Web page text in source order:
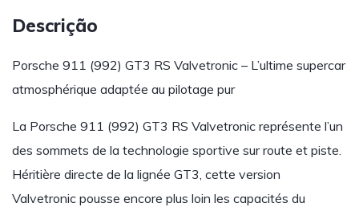
Descrição
Porsche 911 (992) GT3 RS Valvetronic – L’ultime supercar
atmosphérique adaptée au pilotage pur
La Porsche 911 (992) GT3 RS Valvetronic représente l’un
des sommets de la technologie sportive sur route et piste.
Héritière directe de la lignée GT3, cette version
Valvetronic pousse encore plus loin les capacités du